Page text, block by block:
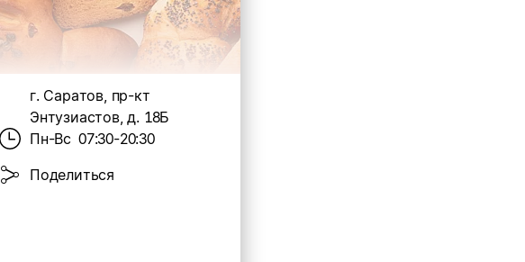
г. Саратов, пр-кт
Энтузиастов, д. 18Б
Пн-Вс 07:30-20:30
Поделиться